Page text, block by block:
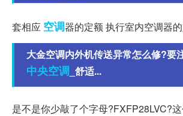
套相应 空调器的定额 执行室内空调器
大金空调内外机传送异常怎么修?要
中央空调 _舒适...
是不是你少敲了个字母?FXFP28LVC?